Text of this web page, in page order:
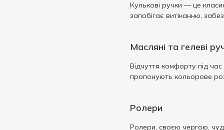
Кулькові ручки — це
запобігає витіканню,
Масляні та гелеві
Відчуття комфорту під
пропонують кольорове
Ролери
Ролери, своєю чергою,